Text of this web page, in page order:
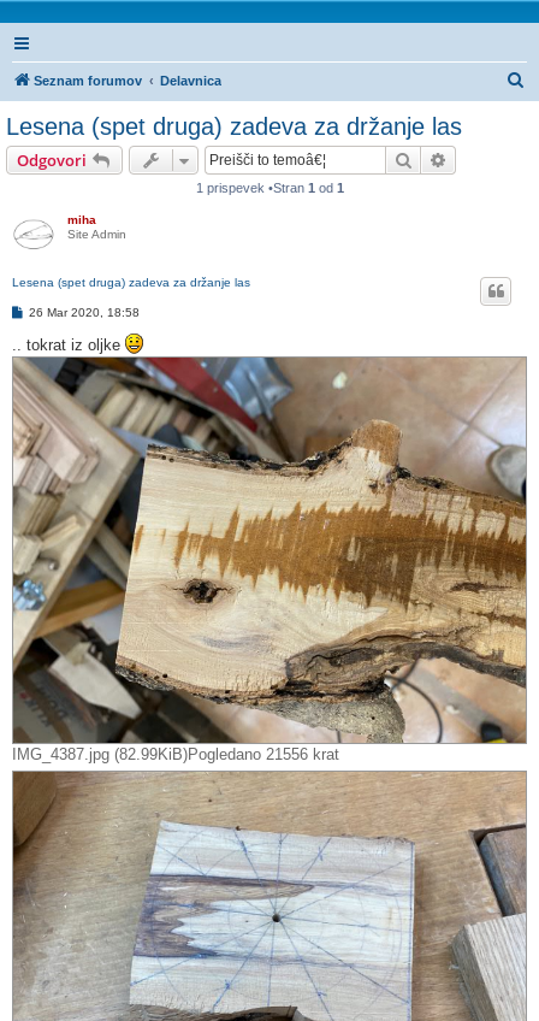
Seznam forumov Delavnica
Lesena (spet druga) zadeva za držanje las
Odgovori Iskanje
1 prispevek •Stran 1 od 1
miha
Site Admin
Lesena (spet druga) zadeva za držanje las
O
g
o
v
o
r
26 Mar 2020, 18:58
.. tokrat iz oljke
IMG_4387.jpg (82.99KiB)Pogledano 21556 krat